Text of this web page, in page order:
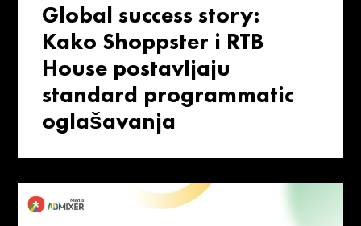
Global success story:
Kako Shoppster i RTB
House postavljaju
standard programmatic
oglašavanja